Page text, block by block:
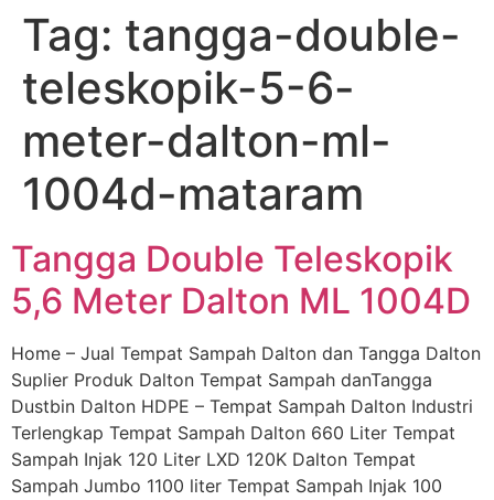
Skip
content
Tag: tangga-double-
teleskopik-5-6-
meter-dalton-ml-
1004d-mataram
Tangga Double Teleskopik
5,6 Meter Dalton ML 1004D
Home – Jual Tempat Sampah Dalton dan Tangga Dalton
Suplier Produk Dalton Tempat Sampah danTangga
Dustbin Dalton HDPE – Tempat Sampah Dalton Industri
Terlengkap Tempat Sampah Dalton 660 Liter Tempat
Sampah Injak 120 Liter LXD 120K Dalton Tempat
Sampah Jumbo 1100 liter Tempat Sampah Injak 100